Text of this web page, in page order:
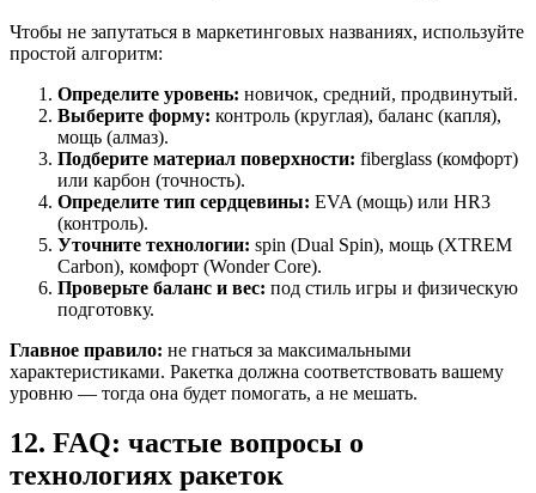
Чтобы не запутаться в маркетинговых названиях, используйте
простой алгоритм:
Определите уровень: новичок, средний, продвинутый.
Выберите форму: контроль (круглая), баланс (капля),
мощь (алмаз).
Подберите материал поверхности: fiberglass (комфорт)
или карбон (точность).
Определите тип сердцевины: EVA (мощь) или HR3
(контроль).
Уточните технологии: spin (Dual Spin), мощь (XTREM
Carbon), комфорт (Wonder Core).
Проверьте баланс и вес: под стиль игры и физическую
подготовку.
Главное правило: не гнаться за максимальными
характеристиками. Ракетка должна соответствовать вашему
уровню — тогда она будет помогать, а не мешать.
12. FAQ: частые вопросы о
технологиях ракеток